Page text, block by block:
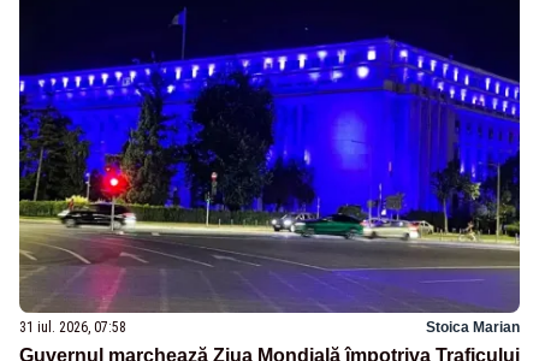
31 iul. 2026, 07:58 Stoica Marian
Guvernul marchează Ziua Mondială împotriva Traficului